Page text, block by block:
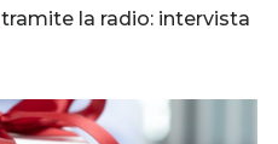
la radio: intervista